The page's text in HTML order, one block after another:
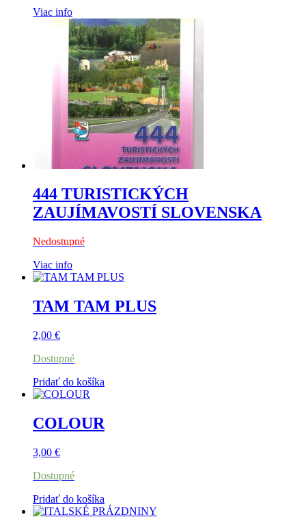
Viac info
444 TURISTICKÝCH
ZAUJÍMAVOSTÍ SLOVENSKA
Nedostupné
Viac info
TAM TAM PLUS
2,00 €
Dostupné
Pridať do košíka
COLOUR
3,00 €
Dostupné
Pridať do košíka